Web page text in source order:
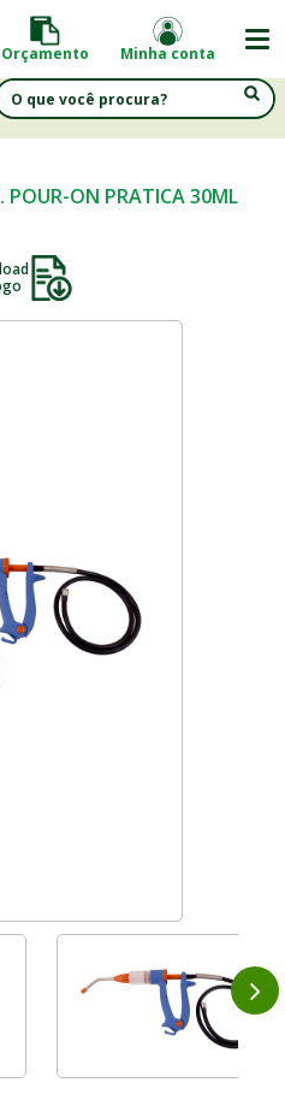
Orçamento Minha conta
POUR-ON PRATICA 30ML